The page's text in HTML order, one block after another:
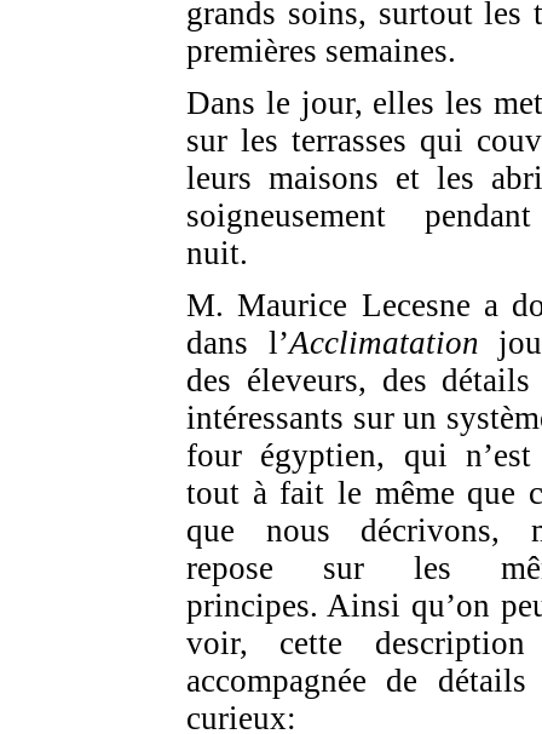
grands soins, surtout les
premières semaines.
Dans le jour, elles les
sur les terrasses qui
leurs maisons et les
soigneusement
nuit.
M. Maurice Lecesne a
dans l’Acclimatation
des éleveurs, des
intéressants sur un
four égyptien, qui n’est
tout à fait le même que
que nous décrivons,
repose sur les
principes. Ainsi qu’on
voir, cette
accompagnée de
curieux: